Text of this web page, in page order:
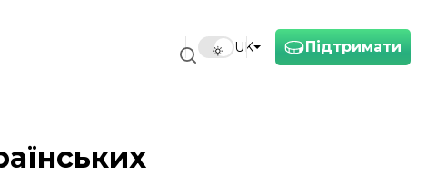
Підтримати
UK